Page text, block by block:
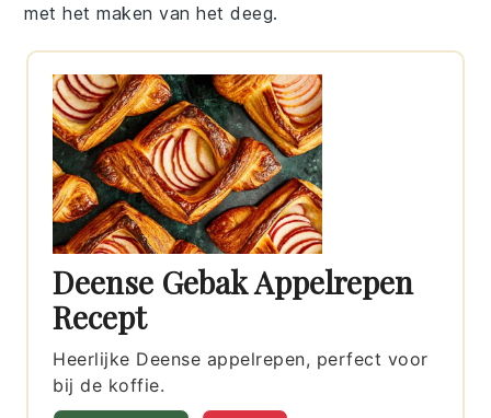
met het maken van het deeg.
Deense Gebak Appelrepen
Recept
Heerlijke Deense appelrepen, perfect voor
bij de koffie.